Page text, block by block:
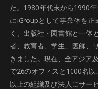
た。1980年代末から1990
にiGroupとして事業体を
く、出版社・図書館と一体
者、教育者、学生、医師、
きました。現在、全アジア
で26のオフィスと1000名
以上の組織及び法人にサー